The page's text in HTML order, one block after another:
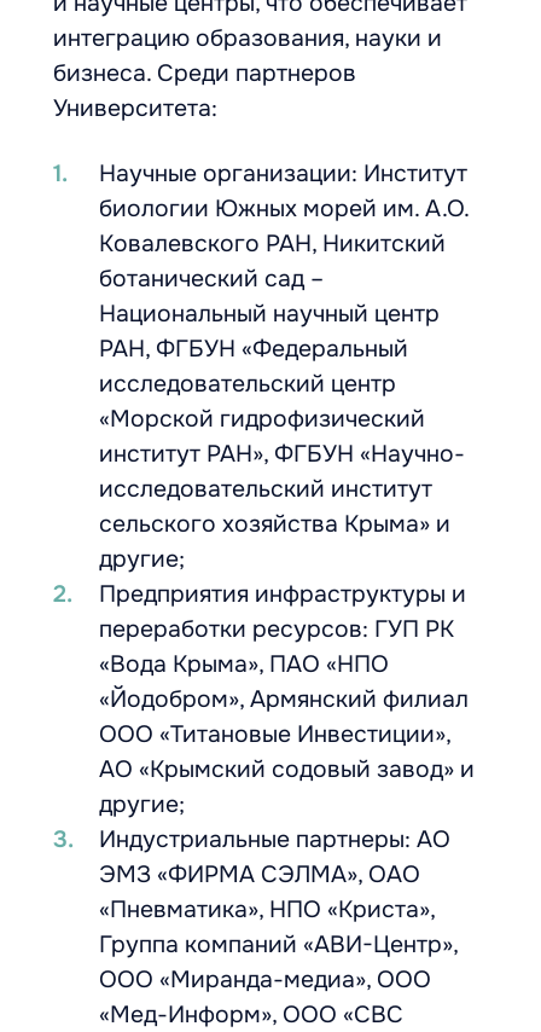
интеграцию образования, науки и
бизнеса. Среди партнеров
Университета:
Научные организации: Институт
биологии Южных морей им. А.О.
Ковалевского РАН, Никитский
ботанический сад –
Национальный научный центр
РАН, ФГБУН «Федеральный
исследовательский центр
«Морской гидрофизический
институт РАН», ФГБУН «Научно-
исследовательский институт
сельского хозяйства Крыма» и
другие;
Предприятия инфраструктуры и
переработки ресурсов: ГУП РК
«Вода Крыма», ПАО «НПО
«Йодобром», Армянский филиал
ООО «Титановые Инвестиции»,
АО «Крымский содовый завод» и
другие;
Индустриальные партнеры: АО
ЭМЗ «ФИРМА СЭЛМА», ОАО
«Пневматика», НПО «Криста»,
Группа компаний «АВИ-Центр»,
ООО «Миранда-медиа», ООО
«Мед-Информ», ООО «СВС